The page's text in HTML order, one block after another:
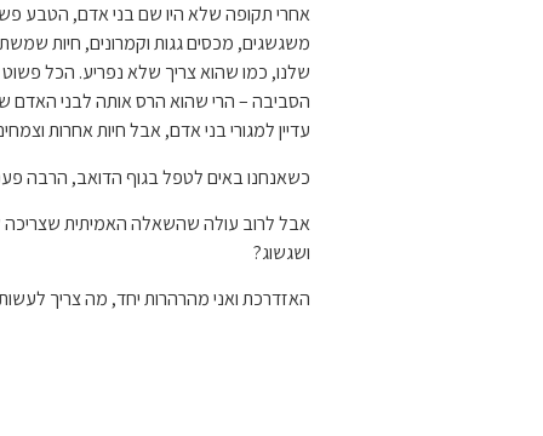
אחרי תקופה שלא היו שם בני אדם, הטבע
משגשגים, מכסים גגות וקמרונים, חיות
שלנו, כמו שהוא צריך שלא נפריע. הכל
הסביבה – הרי שהוא הרס אותה לבני האדם
עדיין למגורי בני אדם, אבל חיות אחרות
כשאנחנו באים לטפל בגוף הדואב, הרבה
אבל לרוב עולה שהשאלה האמיתית שצריכה
ושגשוג?
האזדרכת ואני מהרהרות יחד, מה צריך